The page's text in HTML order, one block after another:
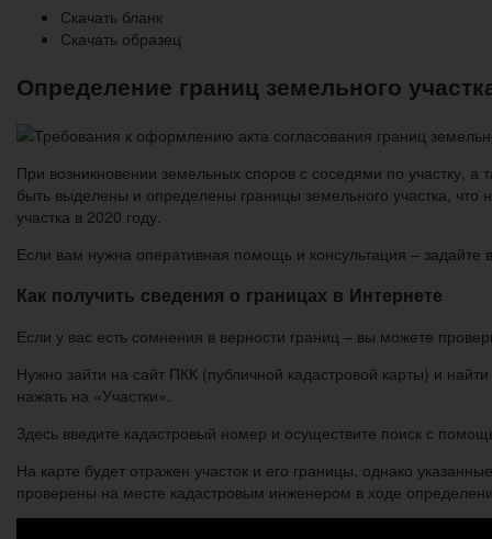
Скачать бланк
Скачать образец
Определение границ земельного
При возникновении земельных споров с соседями по участку,
быть выделены и определены границы земельного участка,
участка в 2020 году.
Если вам нужна оперативная помощь и консультация –
Как получить сведения о границах в Интернете
Если у вас есть сомнения в верности границ – вы можете
Нужно зайти на сайт ПКК (публичной кадастровой карты) и
нажать на «Участки».
Здесь введите кадастровый номер и осуществите поиск с
На карте будет отражен участок и его границы, однако
проверены на месте кадастровым инженером в ходе